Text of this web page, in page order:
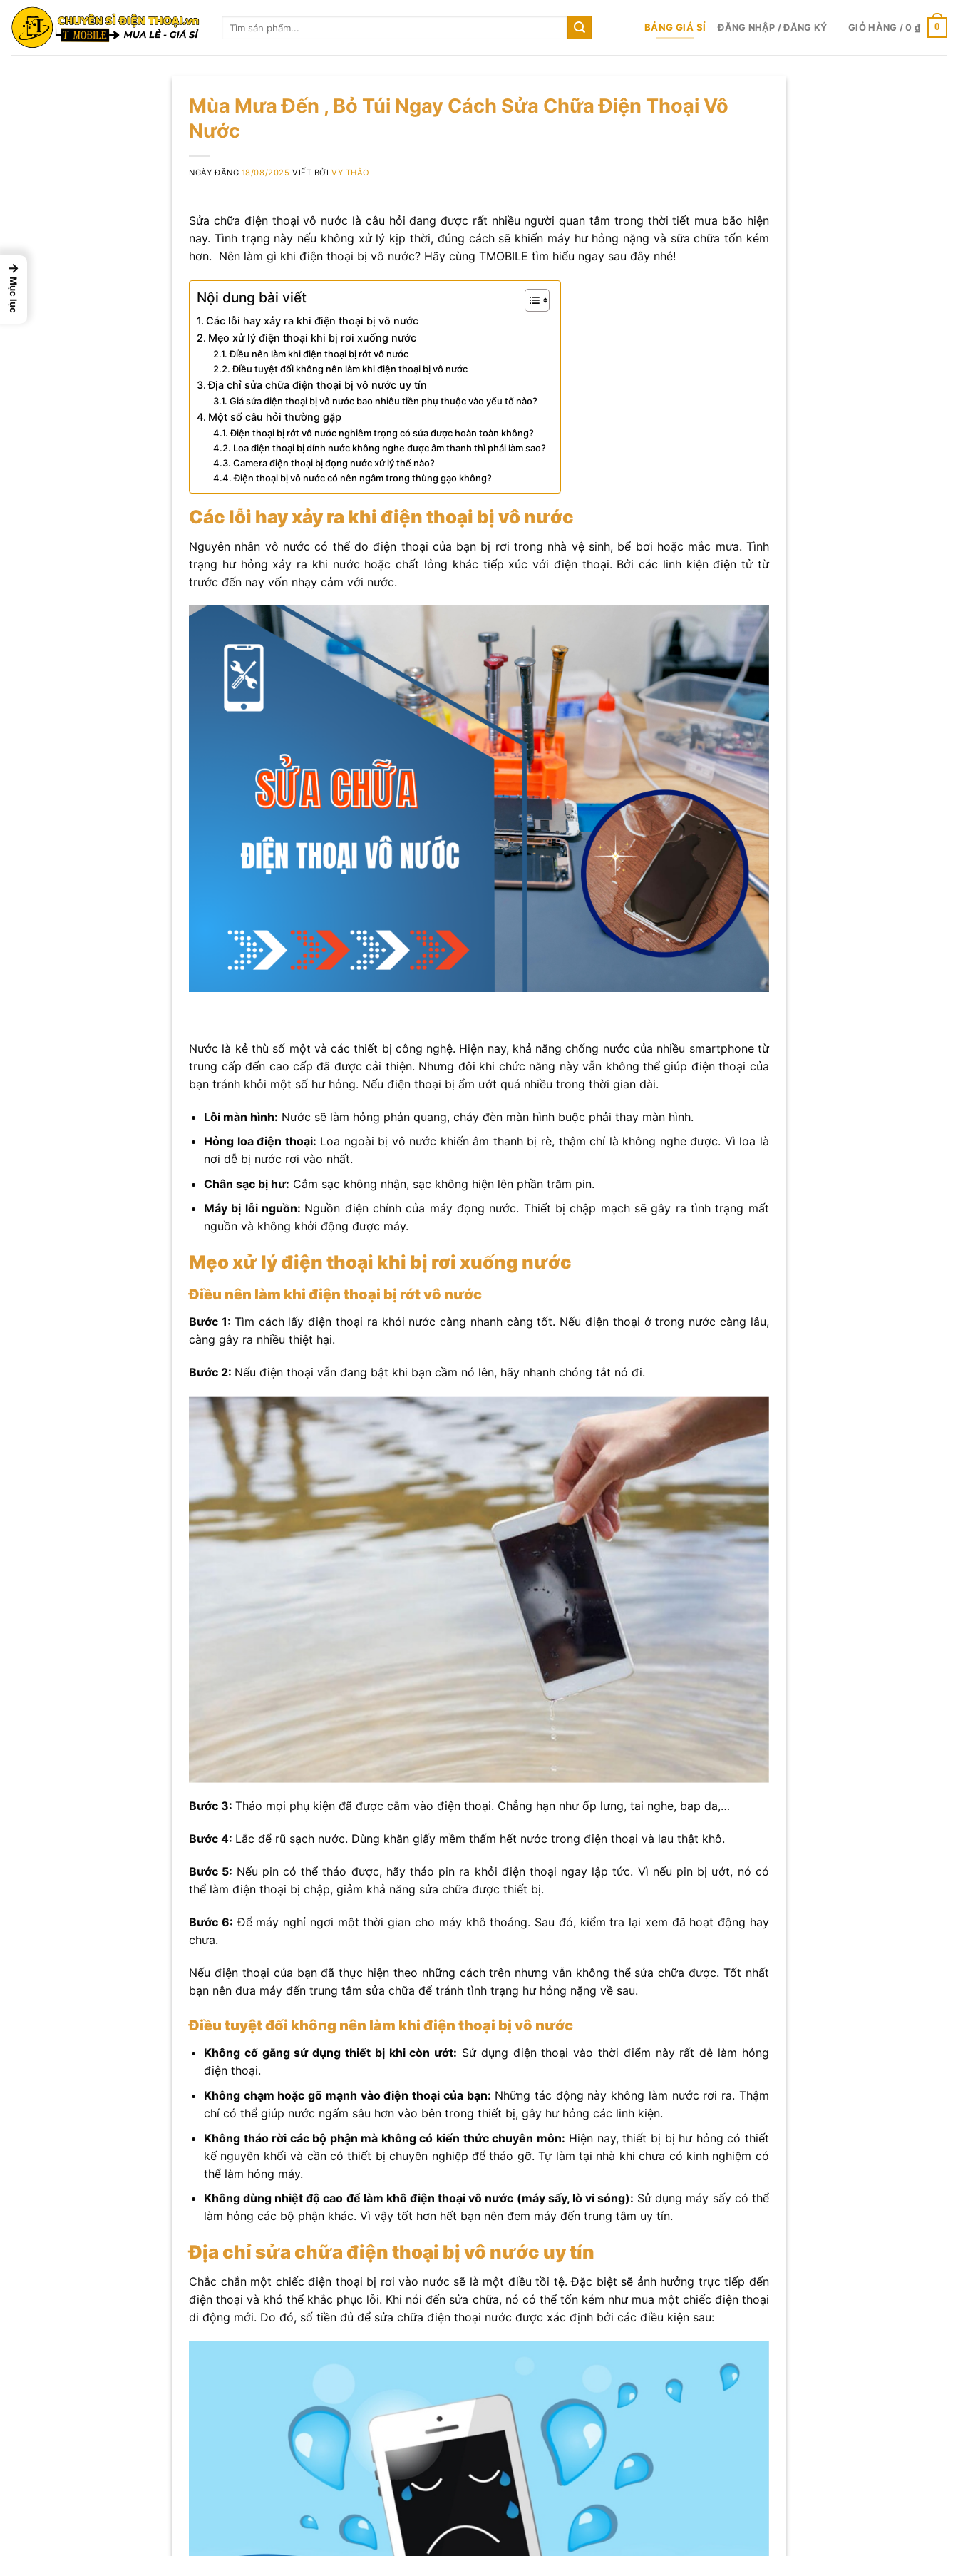
Skip
content
Tìm
BẢNG GIÁ SỈ ĐĂNG NHẬP / ĐĂNG KÝ GIỎ HÀNG /0 ₫ 0
Mùa Mưa Đến , Bỏ Túi Ngay Cách Sửa Chữa Điện Thoại Vô
Nước
NGÀY ĐĂNG 18/08/2025 VIẾT BỞI VY THẢO
Sửa chữa điện thoại vô nước là câu hỏi đang được rất nhiều người quan tâm trong thời tiết mưa bão hiện
nay. Tình trạng này nếu không xử lý kịp thời, đúng cách sẽ khiến máy hư hỏng nặng và sữa chữa tốn kém
hơn. Nên làm gì khi điện thoại bị vô nước? Hãy cùng TMOBILE tìm hiểu ngay sau đây nhé!
Nội dung bài viết
Các lỗi hay xảy ra khi điện thoại bị vô nước
Mẹo xử lý điện thoại khi bị rơi xuống nước
Điều nên làm khi điện thoại bị rớt vô nước
Điều tuyệt đối không nên làm khi điện thoại bị vô nước
Địa chỉ sửa chữa điện thoại bị vô nước uy tín
Giá sửa điện thoại bị vô nước bao nhiêu tiền phụ thuộc vào yếu tố nào?
Một số câu hỏi thường gặp
Điện thoại bị rớt vô nước nghiêm trọng có sửa được hoàn toàn không?
Loa điện thoại bị dính nước không nghe được âm thanh thì phải làm sao?
Camera điện thoại bị đọng nước xử lý thế nào?
Điện thoại bị vô nước có nên ngâm trong thùng gạo không?
Các lỗi hay xảy ra khi điện thoại bị vô nước
Nguyên nhân vô nước có thể do điện thoại của bạn bị rơi trong nhà vệ sinh, bể bơi hoặc mắc mưa. Tình
trạng hư hỏng xảy ra khi nước hoặc chất lỏng khác tiếp xúc với điện thoại. Bởi các linh kiện điện tử từ
trước đến nay vốn nhạy cảm với nước.
Nước là kẻ thù số một và các thiết bị công nghệ. Hiện nay, khả năng chống nước của nhiều smartphone từ
trung cấp đến cao cấp đã được cải thiện. Nhưng đôi khi chức năng này vẫn không thể giúp điện thoại của
bạn tránh khỏi một số hư hỏng. Nếu điện thoại bị ẩm ướt quá nhiều trong thời gian dài.
Lỗi màn hình: Nước sẽ làm hỏng phản quang, cháy đèn màn hình buộc phải thay màn hình.
Hỏng loa điện thoại: Loa ngoài bị vô nước khiến âm thanh bị rè, thậm chí là không nghe được. Vì loa là
nơi dễ bị nước rơi vào nhất.
Chân sạc bị hư: Cắm sạc không nhận, sạc không hiện lên phần trăm pin.
Máy bị lỗi nguồn: Nguồn điện chính của máy đọng nước. Thiết bị chập mạch sẽ gây ra tình trạng mất
nguồn và không khởi động được máy.
Mẹo xử lý điện thoại khi bị rơi xuống nước
Điều nên làm khi điện thoại bị rớt vô nước
Bước 1: Tìm cách lấy điện thoại ra khỏi nước càng nhanh càng tốt. Nếu điện thoại ở trong nước càng lâu,
càng gây ra nhiều thiệt hại.
Bước 2: Nếu điện thoại vẫn đang bật khi bạn cầm nó lên, hãy nhanh chóng tắt nó đi.
Bước 3:Tháo mọi phụ kiện đã được cắm vào điện thoại. Chẳng hạn như ốp lưng, tai nghe, bap da,…
Bước 4: Lắc để rũ sạch nước. Dùng khăn giấy mềm thấm hết nước trong điện thoại và lau thật khô.
Bước 5: Nếu pin có thể tháo được, hãy tháo pin ra khỏi điện thoại ngay lập tức. Vì nếu pin bị ướt, nó có
thể làm điện thoại bị chập, giảm khả năng sửa chữa được thiết bị.
Bước 6: Để máy nghỉ ngơi một thời gian cho máy khô thoáng. Sau đó, kiểm tra lại xem đã hoạt động hay
chưa.
Nếu điện thoại của bạn đã thực hiện theo những cách trên nhưng vẫn không thể sửa chữa được. Tốt nhất
bạn nên đưa máy đến trung tâm sửa chữa để tránh tình trạng hư hỏng nặng về sau.
Điều tuyệt đối không nên làm khi điện thoại bị vô nước
Không cố gắng sử dụng thiết bị khi còn ướt: Sử dụng điện thoại vào thời điểm này rất dễ làm hỏng
điện thoại.
Không chạm hoặc gõ mạnh vào điện thoại của bạn: Những tác động này không làm nước rơi ra. Thậm
chí có thể giúp nước ngấm sâu hơn vào bên trong thiết bị, gây hư hỏng các linh kiện.
Không tháo rời các bộ phận mà không có kiến ​​thức chuyên môn: Hiện nay, thiết bị bị hư hỏng có thiết
kế nguyên khối và cần có thiết bị chuyên nghiệp để tháo gỡ. Tự làm tại nhà khi chưa có kinh nghiệm có
thể làm hỏng máy.
Không dùng nhiệt độ cao để làm khô điện thoại vô nước (máy sấy, lò vi sóng): Sử dụng máy sấy có thể
làm hỏng các bộ phận khác. Vì vậy tốt hơn hết bạn nên đem máy đến trung tâm uy tín.
Địa chỉ sửa chữa điện thoại bị vô nước uy tín
Chắc chắn một chiếc điện thoại bị rơi vào nước sẽ là một điều tồi tệ. Đặc biệt sẽ ảnh hưởng trực tiếp đến
điện thoại và khó thể khắc phục lỗi. Khi nói đến sửa chữa, nó có thể tốn kém như mua một chiếc điện thoại
di động mới. Do đó, số tiền đủ để sửa chữa điện thoại nước được xác định bởi các điều kiện sau:
→
Mục lục